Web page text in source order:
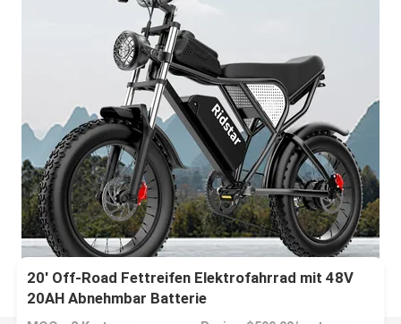
20' Off-Road Fettreifen Elektrofahrrad mit 48V
20AH Abnehmbar Batterie